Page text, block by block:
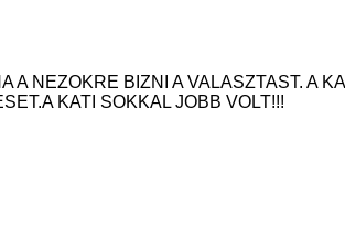
A NEZOKRE BIZNI A VALASZTAST. A
KATI SOKKAL JOBB VOLT!!!